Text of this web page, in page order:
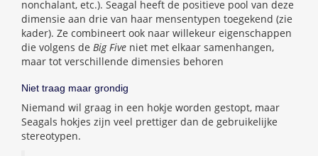
nonchalant, etc.). Seagal heeft de positieve pool van deze
dimensie aan drie van haar mensentypen toegekend (zie
kader). Ze combineert ook naar willekeur eigenschappen
die volgens de Big Five niet met elkaar samenhangen,
maar tot verschillende dimensies behoren
Niet traag maar grondig
Niemand wil graag in een hokje worden gestopt, maar
Seagals hokjes zijn veel prettiger dan de gebruikelijke
stereotypen.